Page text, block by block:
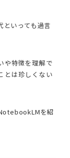
といっても過言
や特徴を理解で
とは珍しくない
を紹